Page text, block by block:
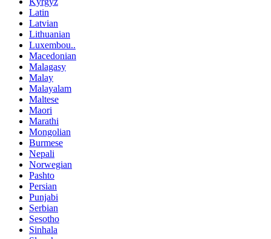
Latin
Latvian
Lithuanian
Luxembou..
Macedonian
Malagasy
Malay
Malayalam
Maltese
Maori
Marathi
Mongolian
Burmese
Nepali
Norwegian
Pashto
Persian
Punjabi
Serbian
Sesotho
Sinhala